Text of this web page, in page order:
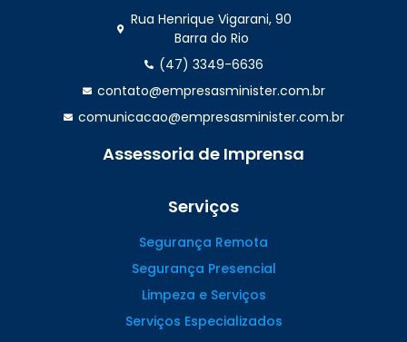
Rua Henrique Vigarani, 90
Barra do Rio
(47) 3349-6636
contato@empresasminister.com.br
comunicacao@empresasminister.com.br
(47) 99988.4642
Assessoria de Imprensa
Serviços
Segurança Remota
Segurança Presencial
Limpeza e Serviços
Serviços Especializados